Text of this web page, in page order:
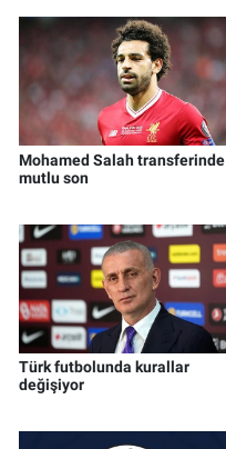
Mohamed Salah transferinde
mutlu son
Türk futbolunda kurallar
değişiyor